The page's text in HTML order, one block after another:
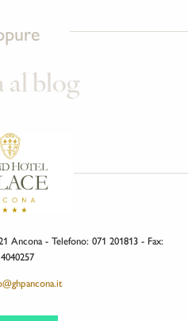
al blog
Ancona - Telefono: 071 201813 - Fax: